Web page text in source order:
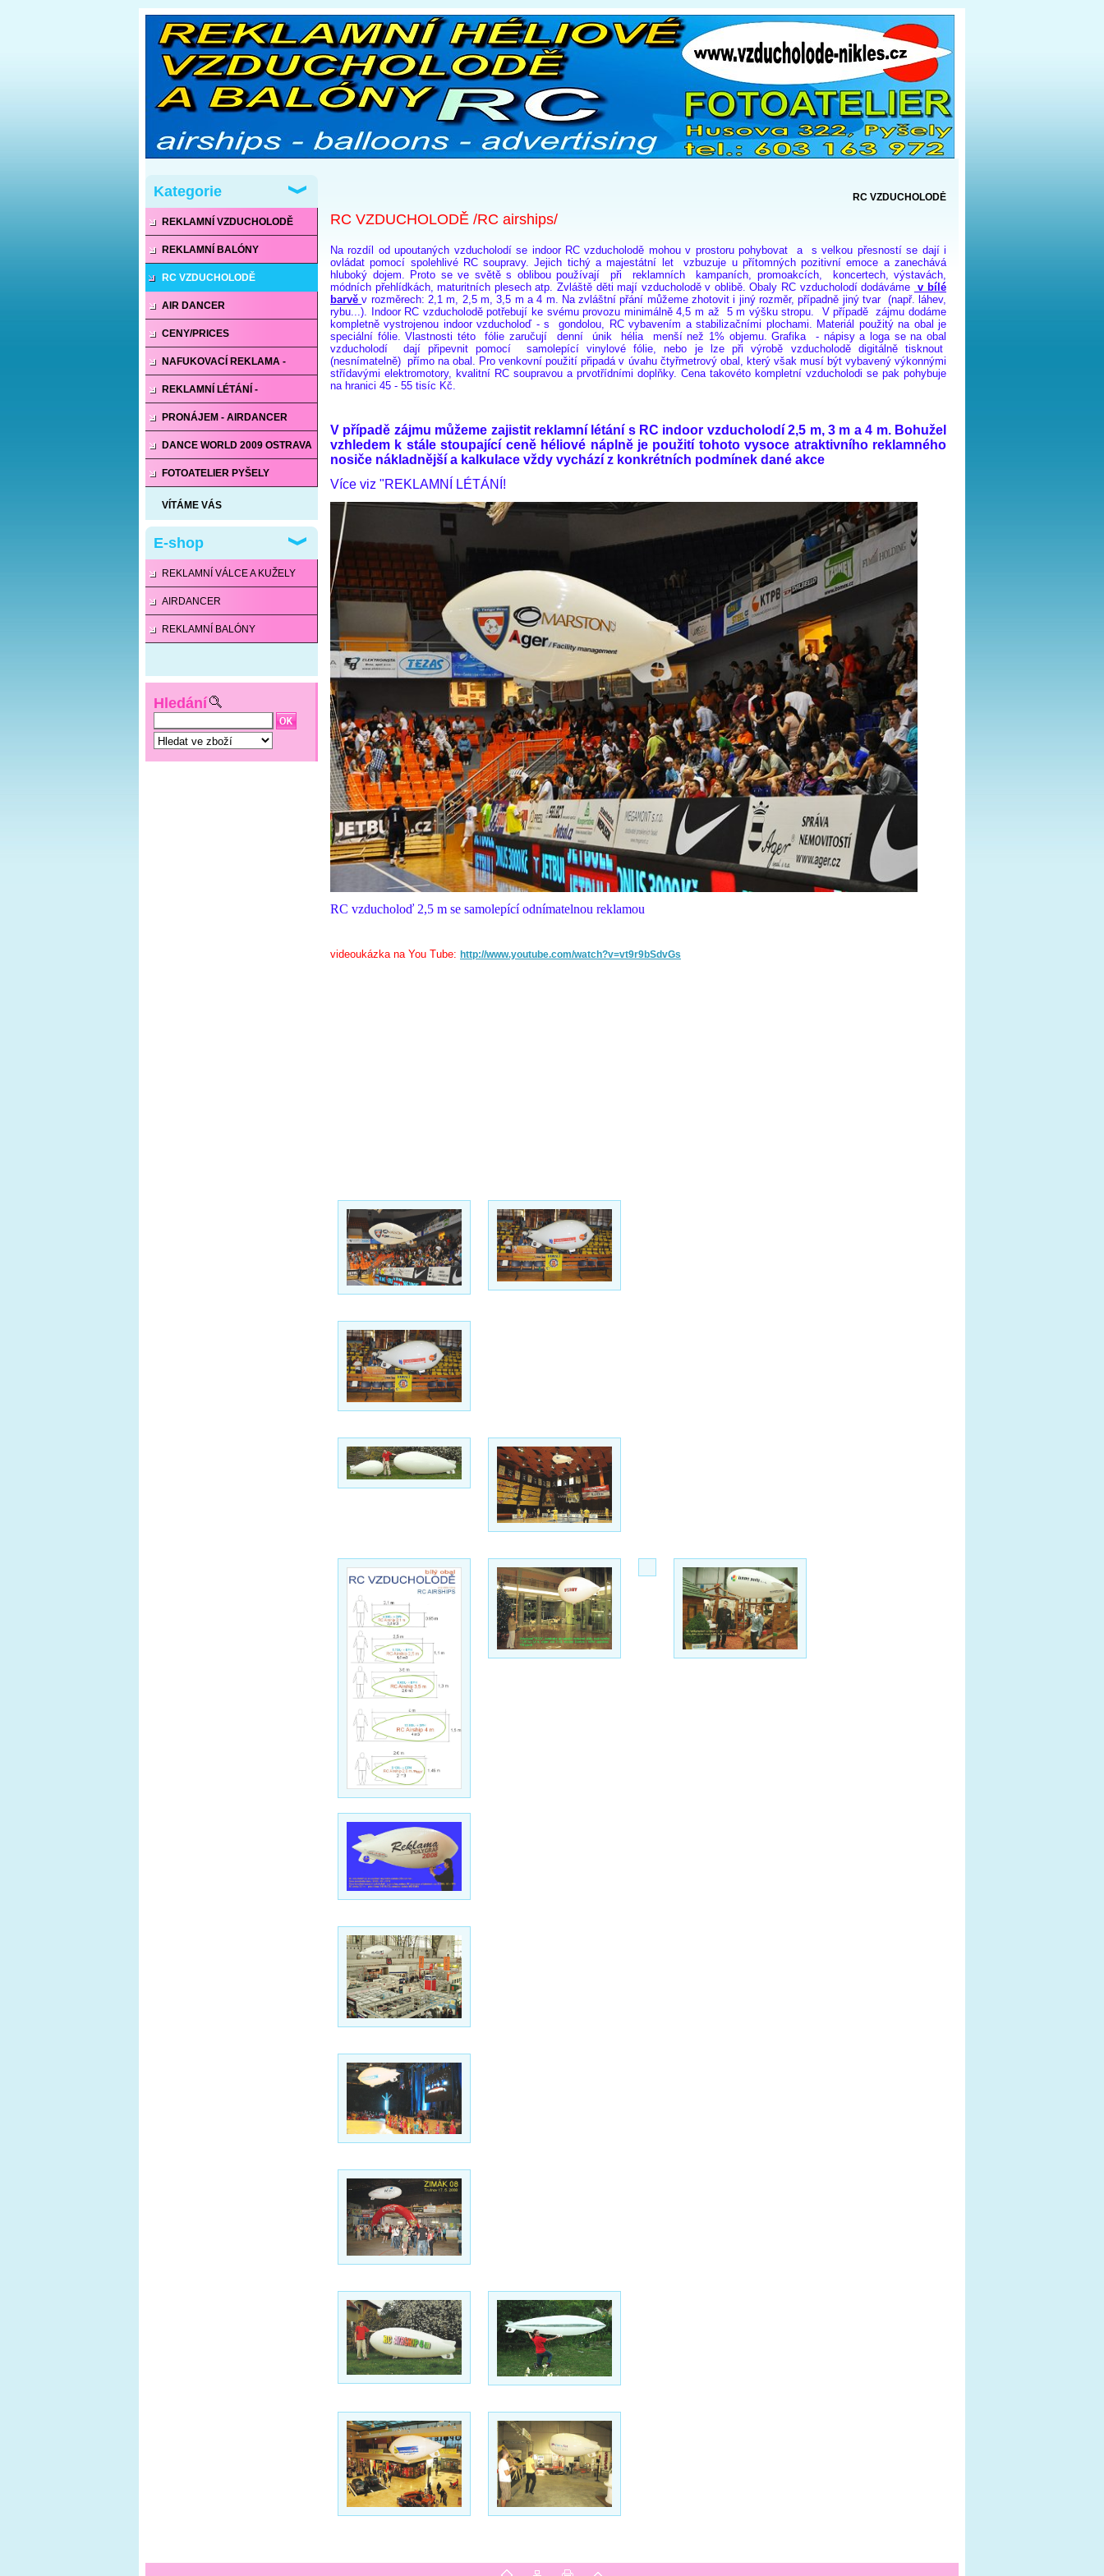
Kategorie
REKLAMNÍ VZDUCHOLODĚ
REKLAMNÍ BALÓNY
RC VZDUCHOLODĚ
AIR DANCER
CENY/PRICES
NAFUKOVACÍ REKLAMA -
POUTAČE
REKLAMNÍ LÉTÁNÍ -
VZDUCHOLODĚ
PRONÁJEM - AIRDANCER
DANCE WORLD 2009 OSTRAVA
FOTOATELIER PYŠELY
VÍTÁME VÁS
E-shop
REKLAMNÍ VÁLCE A KUŽELY
AIRDANCER
REKLAMNÍ BALÓNY
Hledání
RC VZDUCHOLODĚ
RC VZDUCHOLODĚ /RC airships/
Na rozdíl od upoutaných vzducholodí se indoor RC vzducholodě mohou v prostoru pohybovat a s velkou přesností se dají i
ovládat pomocí spolehlivé RC soupravy.Jejich tichý a majestátní let vzbuzuje u přítomných pozitivní emoce a zanechává
hluboký dojem. Proto se ve světě s oblibou používají při reklamních kampaních, promoakcích, koncertech, výstavách,
módních přehlídkách, maturitních plesech atp. Zvláště děti mají vzducholodě v oblibě. Obaly RC vzducholodídodáváme v bílé
barvěv rozměrech: 2,1 m, 2,5 m, 3,5 m a 4 m. Na zvláštní přání můžeme zhotovit i jiný rozměr, případně jiný tvar (např. láhev,
rybu...). Indoor RC vzducholodě potřebují ke svému provozu minimálně4,5 m až 5 m výškustropu. V případě zájmu dodáme
kompletně vystrojenou indoorvzducholoď - s gondolou, RC vybavením a stabilizačními plochami. Materiál použitý na obal je
speciální fólie. Vlastnosti této fólie zaručují denní únik hélia menší než 1% objemu. Grafika - nápisy a loga sena obal
vzducholodí dají připevnit pomocí samolepící vinylové fólie, nebo je lze při výrobě vzducholodě digitálně tisknout
(nesnímatelně) přímo na obal. Pro venkovní použití připadá v úvahu čtyřmetrový obal, který však musí být vybavený výkonnými
střídavými elektromotory, kvalitní RC soupravou a prvotřídními doplňky. Cena takovéto kompletní vzducholodi se pak pohybuje
na hranici 45 - 55 tisíc Kč.
V případě zájmu můžeme zajistit reklamní létání s RC indoor vzducholodí 2,5 m, 3 m a 4 m. Bohužel
vzhledem k stále stoupající ceně héliové náplně je použití tohoto vysoce atraktivního reklamného
nosiče nákladnější a kalkulace vždy vychází z konkrétních podmínek dané akce
Více viz "REKLAMNÍ LÉTÁNÍ!
RC vzducholoď 2,5 m se samolepící odnímatelnou reklamou
videoukázka na You Tube: http://www.youtube.com/watch?v=vt9r9bSdvGs